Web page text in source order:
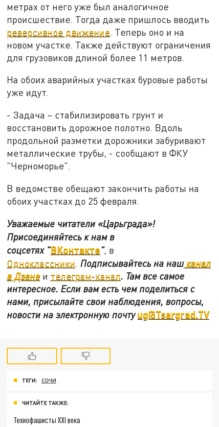
метрах от него уже был аналогичное
происшествие. Тогда даже пришлось вводить
реверсивное движение. Теперь оно и на
новом участке. Также действуют ограничения
для грузовиков длиной более 11 метров.
На обоих аварийных участках буровые работы
уже идут.
- Задача – стабилизировать грунт и
восстановить дорожное полотно. Вдоль
продольной разметки дорожники забуривают
металлические трубы, - сообщают в ФКУ
"Черноморье".
В ведомстве обещают закончить работы на
обоих участках до 25 февраля.
Уважаемые читатели «Царьграда»!
Присоединяйтесь к нам в
соцсетях "ВКонтакте", в
Одноклассники Подписывайтесь на нашканал
в Дзене и телеграм-канал. Там все самое
интересное. Если вам есть чем поделиться с
нами, присылайте свои наблюдения, вопросы,
новости на электронную почтуug@Tsargrad.TV
ТЕГИ: СОЧИ
ЧИТАЙТЕ ТАКЖЕ:
Технофашисты XXI века